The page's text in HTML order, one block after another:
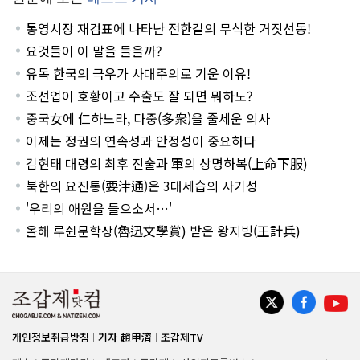
통영시장 재검표에 나타난 전한길의 무식한 거짓선동!
요것들이 이 말을 들을까?
유독 한국의 극우가 사대주의로 기운 이유!
조선업이 호황이고 수출도 잘 되면 뭐하노?
중국女에 仁하느라, 다중(多衆)을 줄세운 의사
이제는 정권의 연속성과 안정성이 중요하다
김현태 대령의 최후 진술과 軍의 상명하복(上命下服)
북한의 요진통(要津通)은 3대세습의 사기성
'우리의 애원을 들으소서…'
올해 루쉰문학상(魯迅文學賞) 받은 왕지빙(王計兵)
개인정보취급방침 기자 趙甲濟
조갑제TV